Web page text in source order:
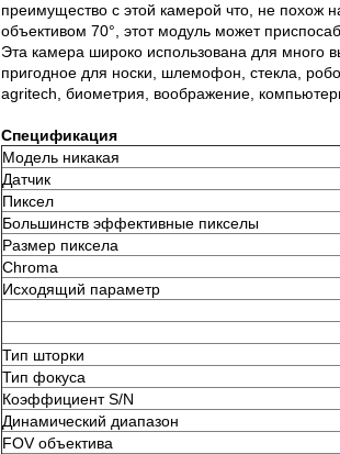
преимущество с этой камерой что, не похож
объективом 70°, этот модуль может
Эта камера широко использована для много
пригодное для носки, шлемофон, стекла,
agritech, биометрия, воображение,
Спецификация
Модель никакая
Датчик
Пиксел
Большинств эффективные пикселы
Размер пиксела
Chroma
Исходящий параметр
Тип шторки
Тип фокуса
Коэффициент S/N
Динамический диапазон
FOV объектива